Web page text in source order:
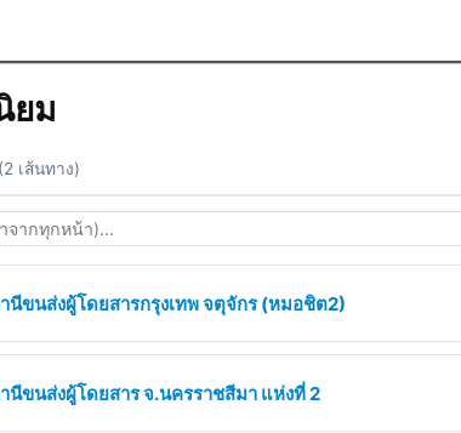
ยม
(2 เส้นทาง)
นีขนส่งผู้โดยสารกรุงเทพ จตุจักร (หมอชิต2)
นีขนส่งผู้โดยสาร จ.นครราชสีมา แห่งที่ 2